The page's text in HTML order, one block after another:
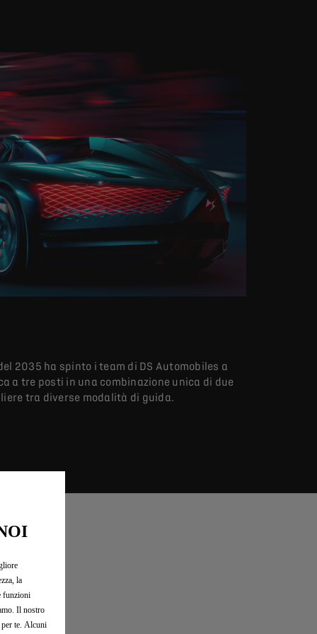
2035 ha spinto i team di DS Automobiles a
a tre posti in una combinazione unica di due
tra diverse modalità di guida.
la
funzioni
Il nostro
per te. Alcuni